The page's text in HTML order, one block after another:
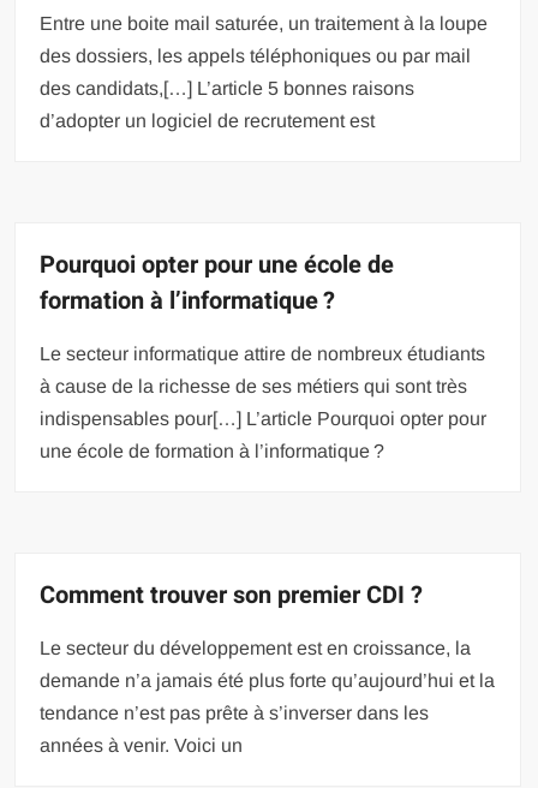
Entre une boite mail saturée, un traitement à la loupe
des dossiers, les appels téléphoniques ou par mail
des candidats,[…] L’article 5 bonnes raisons
d’adopter un logiciel de recrutement est
Pourquoi opter pour une école de
formation à l’informatique ?
Le secteur informatique attire de nombreux étudiants
à cause de la richesse de ses métiers qui sont très
indispensables pour[…] L’article Pourquoi opter pour
une école de formation à l’informatique ?
Comment trouver son premier CDI ?
Le secteur du développement est en croissance, la
demande n’a jamais été plus forte qu’aujourd’hui et la
tendance n’est pas prête à s’inverser dans les
années à venir. Voici un